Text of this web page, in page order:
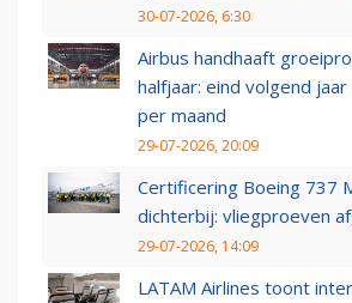
30-07-2026, 6:30
Airbus handhaaft
halfjaar: eind volgend jaar
per maand
29-07-2026, 20:09
Certificering Boeing 737
dichterbij: vliegproeven
29-07-2026, 14:09
LATAM Airlines toont